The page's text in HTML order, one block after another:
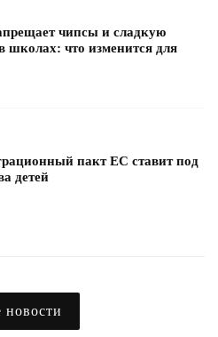
чипсы и сладкую
школах: что изменится для
пакт ЕС ставит под
детей
новости